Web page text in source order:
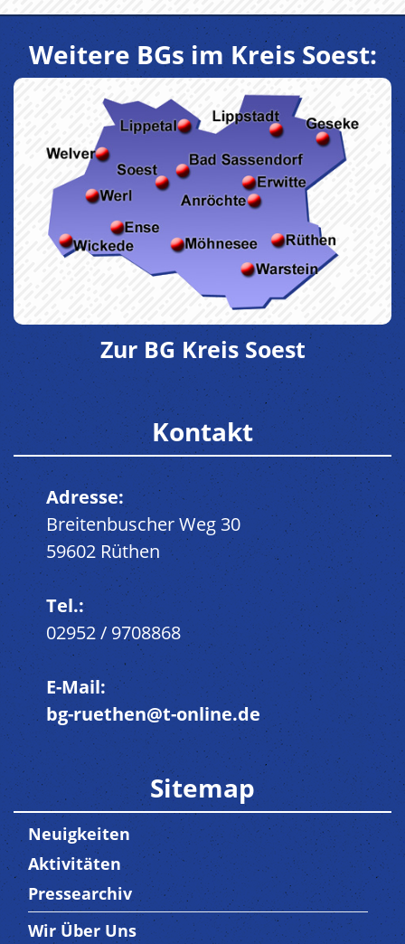
Weitere BGs im Kreis Soest:
Zur BG Kreis Soest
Kontakt
Adresse:
Breitenbuscher Weg 30
59602 Rüthen
Tel.:
02952 / 9708868
E-Mail:
bg-ruethen@t-online.de
Sitemap
Neuigkeiten
Aktivitäten
Pressearchiv
Trenner3
Wir Über Uns